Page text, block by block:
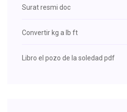
Surat resmi doc
Convertir kg a lb ft
Libro el pozo de la soledad pdf